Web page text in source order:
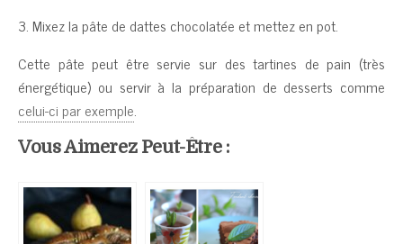
3. Mixez la pâte de dattes chocolatée et mettez en pot.
Cette pâte peut être servie sur des tartines de pain (très
énergétique) ou servir à la préparation de desserts comme
celui-ci par exemple.
Vous Aimerez Peut-Être :